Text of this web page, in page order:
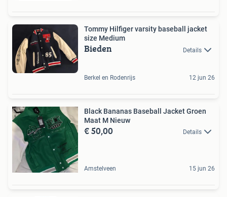
Tommy Hilfiger varsity baseball jacket
size Medium
Bieden Details
Berkel en Rodenrijs 12 jun 26
Black Bananas Baseball Jacket Groen
Maat M Nieuw
€ 50,00 Details
Amstelveen 15 jun 26